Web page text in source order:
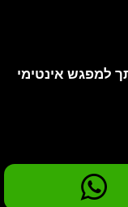
למפגש אינטימי